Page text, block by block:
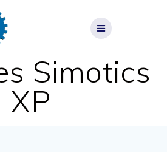
Simotics
XP